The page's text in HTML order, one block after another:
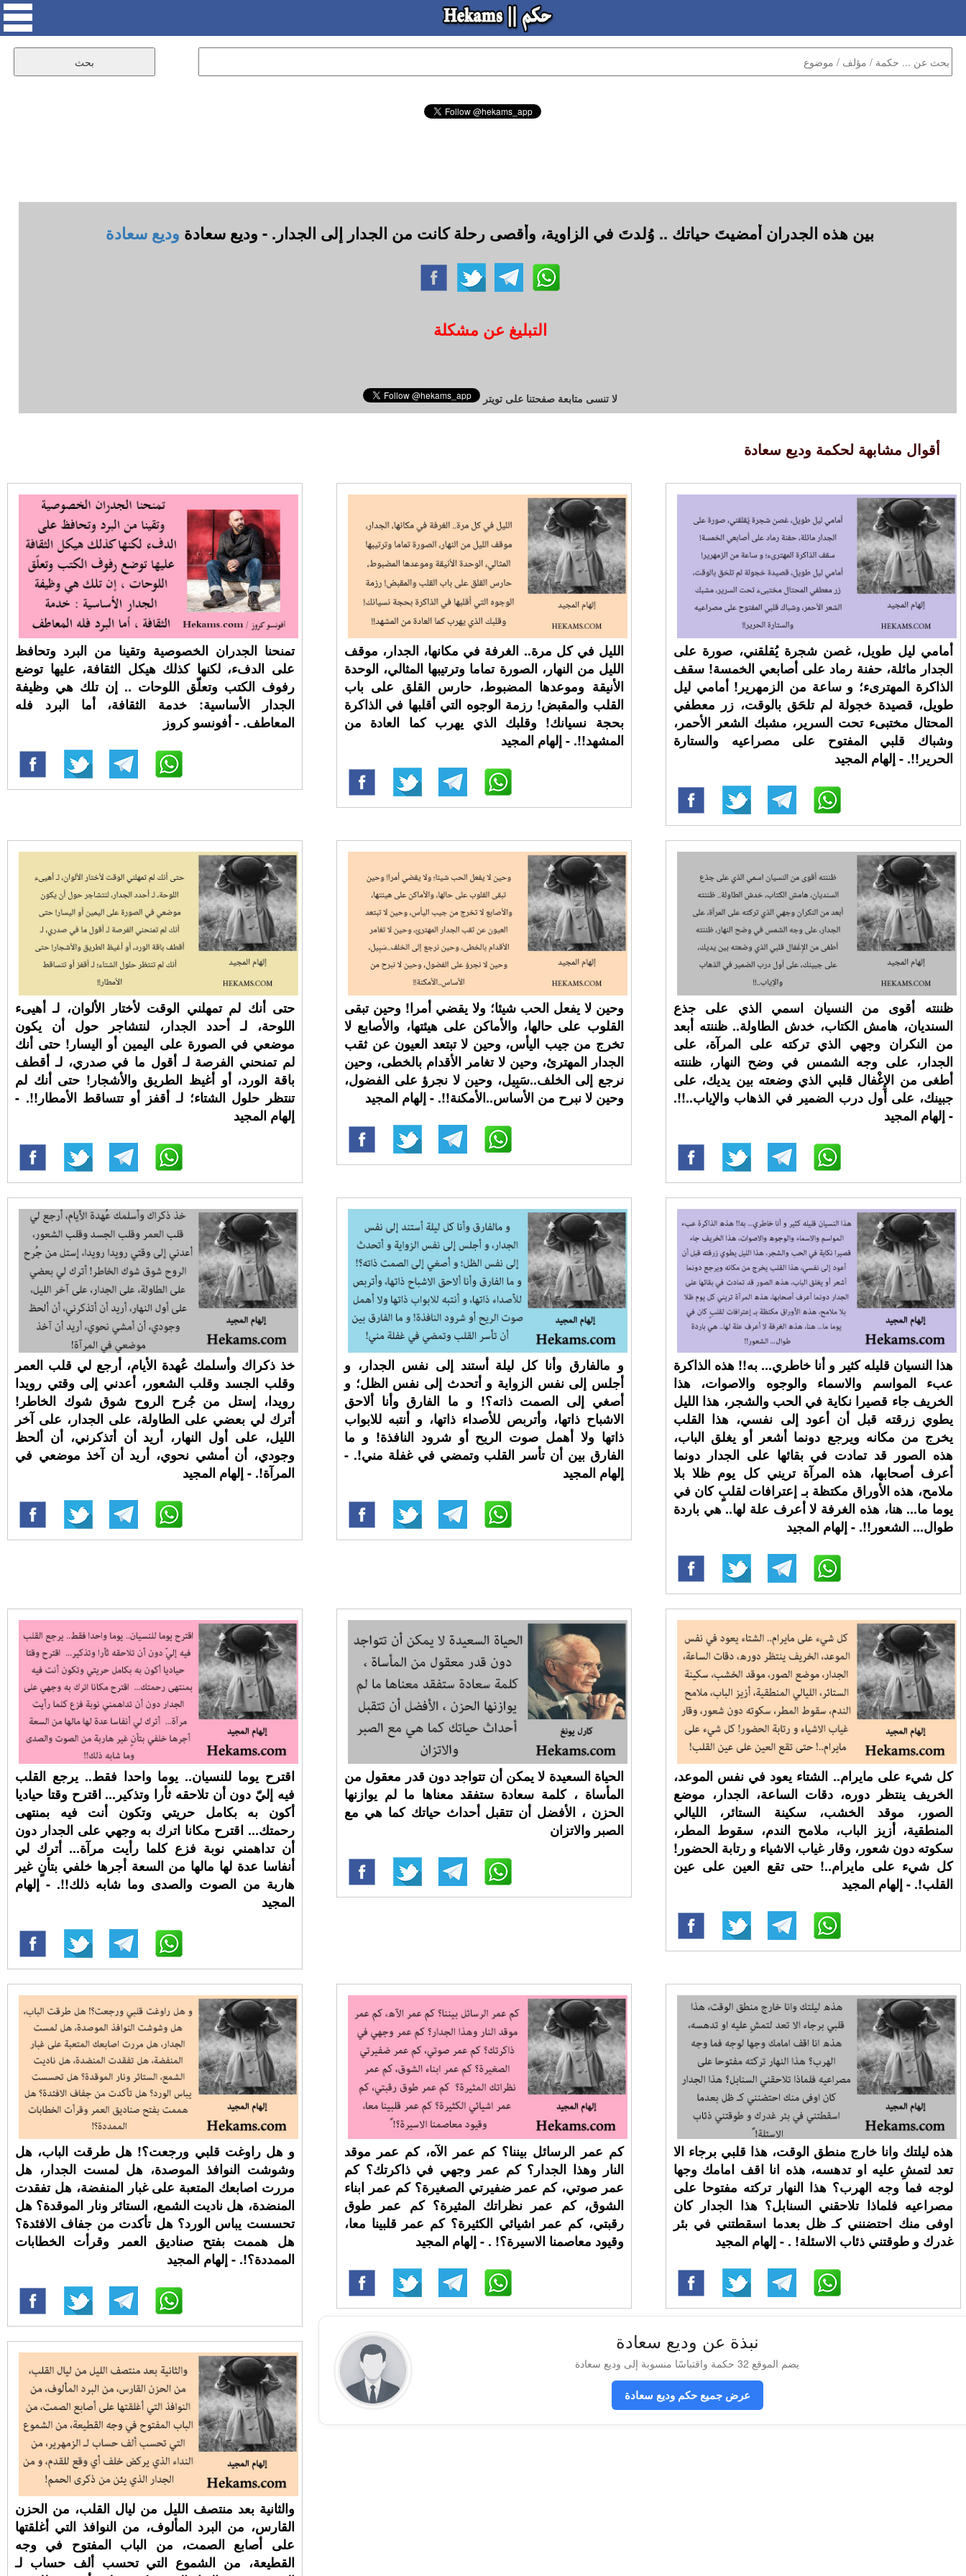
بين هذه الجدران أمضيتَ حياتك .. وُلدتَ في الزاوية، وأقصى رحلة كانت من الجدار إلى الجدار. - وديع سعادة وديع سعادة
التبليغ عن مشكلة
لا تنسى متابعة صفحتنا على تويتر
أقوال مشابهة لحكمة وديع سعادة
تمنحنا الجدران الخصوصية وتقينا من البرد وتحافظ
على الدفء، لكنها كذلك هيكل الثقافة، عليها توضع
رفوف الكتب وتعلّق اللوحات .. إن تلك هي وظيفة
الجدار الأساسية: خدمة الثقافة، أما البرد فله
المعاطف. - أفونسو كروز
الليل في كل مرة.. الغرفة في مكانها، الجدار، موقف
الليل من النهار، الصورة تماما وترتيبها المثالي، الوحدة
الأنيقة وموعدها المضبوط، حارس القلق على باب
القلب والمقبض! رزمة الوجوه التي أقلبها في الذاكرة
بحجة نسيانك! وقلبك الذي يهرب كما العادة من
المشهد!!. - إلهام المجيد
أمامي ليل طويل، غصن شجرة يُقلقني، صورة على
الجدار مائلة، حفنة رماد على أصابعي الخمسة! سقف
الذاكرة المهترىء؛ و ساعة من الزمهرير! أمامي ليل
طويل، قصيدة خجولة لم تلحَق بالوقت، زر معطفي
المحتال مختبىء تحت السرير، مشبك الشعر الأحمر،
وشباك قلبي المفتوح على مصراعيه والستارة
الحرير!!. - إلهام المجيد
حتى أنك لم تمهلني الوقت لأختار الألوان، لـ أهيىء
اللوحة، لـ أحدد الجدار، لنتشاجر حول أن يكون
موضعي في الصورة على اليمين أو اليسار! حتى أنك
لم تمنحني الفرصة لـ أقول ما في صدري، لـ أقطف
باقة الورد، أو أغيظ الطريق والأشجار! حتى أنك لم
تنتظر حلول الشتاء؛ لـ أقفز أو تتساقط الأمطار!!. -
إلهام المجيد
وحين لا يفعل الحب شيئا؛ ولا يقضي أمرا! وحين تبقى
القلوب على حالها، والأماكن على هيئتها، والأصابع لا
تخرج من جيب اليأس، وحين لا تبتعد العيون عن ثقب
الجدار المهترئ، وحين لا تغامر الأقدام بالخطى، وحين
نرجع إلى الخلف..سَبِيل، وحين لا نجرؤ على الفضول،
وحين لا نبرح من الأساس..الأمكنة!!. - إلهام المجيد
ظننته أقوى من النسيان اسمي الذي على جذع
السنديان، هامش الكتاب، خدش الطاولة.. ظننته أبعد
من النكران وجهي الذي تركته على المرآة، على
الجدار، على وجه الشمس في وضح النهار، ظننته
أطغى من الإِغْفال قلبي الذي وضعته بين يديك، على
جبينك، على أول درب الضمير في الذهاب والإياب..!!.
- إلهام المجيد
خذ ذكراك وأسلمك عُهدة الأيام، أرجع لي قلب العمر
وقلب الجسد وقلب الشعور، أعدني إلى وقتي رويدا
رويدا، إستل من جُرح الروح شوق شوك الخاطر!
أترك لي بعضي على الطاولة، على الجدار، على آخر
الليل، على أول النهار، أريد أن أتذكرني، أن ألحظ
وجودي، أن أمشي نحوي، أريد أن آخذ موضعي في
المرآة!. - إلهام المجيد
و مالفارق وأنا كل ليلة أستند إلى نفس الجدار، و
أجلس إلى نفس الزواية و أتحدث إلى نفس الظل؛ و
أصغي إلى الصمت ذاته؟! و ما الفارق وأنا ألاحق
الاشباح ذاتها، وأتربص للأصداء ذاتها، و أنتبه للابواب
ذاتها ولا أهمل صوت الريح أو شرود النافذة! و ما
الفارق بين أن تأسر القلب وتمضي في غفلة مني!. -
إلهام المجيد
هذا النسيان قليله كثير و أنا خاطري... به!! هذه الذاكرة
عبء المواسم والاسماء والوجوه والاصوات، هذا
الخريف جاء قصيرا نكاية في الحب والشجر، هذا الليل
يطوي زرقته قبل أن أعود إلى نفسي، هذا القلب
يخرج من مكانه ويرجع دونما أشعر أو يغلق الباب،
هذه الصور قد تمادت في بقائها على الجدار دونما
أعرف أصحابها، هذه المرآة تريني كل يوم ظلا بلا
ملامح، هذه الأوراق مكتظة بـ إعترافات لقلبٍ كان في
يوما ما... هنا، هذه الغرفة لا أعرف علة لها.. هي باردة
طوال... الشعور!!. - إلهام المجيد
اقترح يوما للنسيان.. يوما واحدا فقط.. يرجع القلب
فيه إليّ دون أن تلاحقه ثأرا وتذكير... اقترح وقتا حياديا
أكون به بكامل حريتي وتكون أنت فيه بمنتهى
رحمتك... اقترح مكانا اترك به وجهي على الجدار دون
أن تداهمني نوبة فزع كلما رأيت مرآة... أترك لي
أنفاسا عدة لها مالها من السعة أجرها خلفي بتأنٍ غير
هاربة من الصوت والصدى وما شابه ذلك!!. - إلهام
المجيد
الحياة السعيدة لا يمكن أن تتواجد دون قدر معقول من
المأساة ، كلمة سعادة ستفقد معناها ما لم يوازنها
الحزن ، الأفضل أن تتقبل أحداث حياتك كما هي مع
الصبر والاتزان
كل شيء على مايرام.. الشتاء يعود في نفس الموعد،
الخريف ينتظر دوره، دقات الساعة، الجدار، موضع
الصور، موقد الخشب، سكينة الستائر، الليالي
المنطقية، أزيز الباب، ملامح الندم، سقوط المطر،
سكوته دون شعور، وقار غياب الاشياء و رتابة الحضور!
كل شيء على مايرام..! حتى تقع العين على عين
القلب!. - إلهام المجيد
و هل راوغت قلبي ورجعت؟! هل طرقت الباب، هل
وشوشت النوافذ الموصدة، هل لمست الجدار، هل
مررت اصابعك المتعبة على غبار المنفضة، هل تفقدت
المنضدة، هل ناديت الشمع، الستائر ونار الموقدة؟ هل
تحسست يباس الورد؟ هل تأكدت من جفاف الافئدة؟
هل هممت بفتح صناديق العمر وقرأت الخطابات
الممددة؟!. - إلهام المجيد
كم عمر الرسائل بيننا؟ كم عمر الآه، كم عمر موقد
النار وهذا الجدار؟ كم عمر وجهي في ذاكرتك؟ كم
عمر صوتي، كم عمر ضفيرتي الصغيرة؟ كم عمر ابناء
الشوق، كم عمر نظراتك المثيرة؟ كم عمر طوق
رقبتي، كم عمر اشيائي الكثيرة؟ كم عمر قلبينا معا،
وقيود معاصمنا الاسيرة؟! ⁧‫. - إلهام المجيد
هذه ليلتك وانا خارج منطق الوقت، هذا قلبي برجاء الا
تعد لتمشِ عليه او تدهسه، هذه انا اقف امامك وجها
لوجه فما وجه الهرب؟ هذا النهار تركته مفتوحا على
مصراعيه فلماذا تلاحقني السنابل؟ هذا الجدار كان
اوفى منك احتضنني كـ ظل بعدما اسقطتني في بئر
غدرك و طوقتني ذئاب الاسئلة! ⁧‫. - إلهام المجيد
والثانية بعد منتصف الليل من ليال القلب، من الحزن
القارس، من البرد المألوف، من النوافذ التي أغلقتها
على أصابع الصمت، من الباب المفتوح في وجه
القطيعة، من الشموع التي تحسب ألف حساب لـ
نبذة عن وديع سعادة
يضم الموقع 32 حكمة واقتباسًا منسوبة إلى وديع سعادة
عرض جميع حكم وديع سعادة